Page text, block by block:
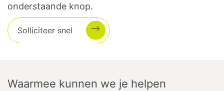
onderstaande knop.
Solliciteer snel
Waarmee kunnen we je helpen